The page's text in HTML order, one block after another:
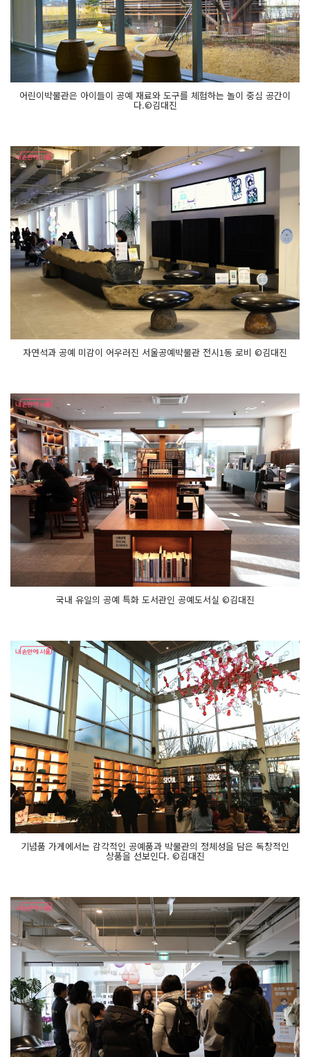
어린이박물관은 아이들이 공예 재료와 도구를 체험하는 놀이 중심 공간이
다.©김대진
자연석과 공예 미감이 어우러진 서울공예박물관 전시1동 로비 ©김대진
국내 유일의 공예 특화 도서관인 공예도서실 ©김대진
기념품 가게에서는 감각적인 공예품과 박물관의 정체성을 담은 독창적인
상품을 선보인다. ©김대진